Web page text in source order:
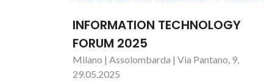
INFORMATION TECHNOLOGY
FORUM 2025
Milano | Assolombarda | Via Pantano, 9,
29.05.2025